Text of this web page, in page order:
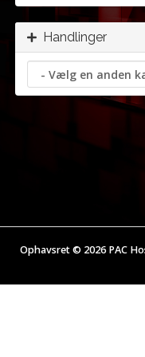
Handlinger
Ophavsret © 2026 PAC